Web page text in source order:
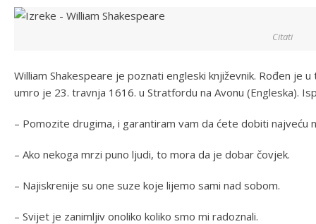
Citati
William Shakespeare je poznati engleski književnik. Rođen je
umro je 23. travnja 1616. u Stratfordu na Avonu (Engleska).
– Pomozite drugima, i garantiram vam da ćete dobiti najveću
– Ako nekoga mrzi puno ljudi, to mora da je dobar čovjek.
– Najiskrenije su one suze koje lijemo sami nad sobom.
– Svijet je zanimljiv onoliko koliko smo mi radoznali.